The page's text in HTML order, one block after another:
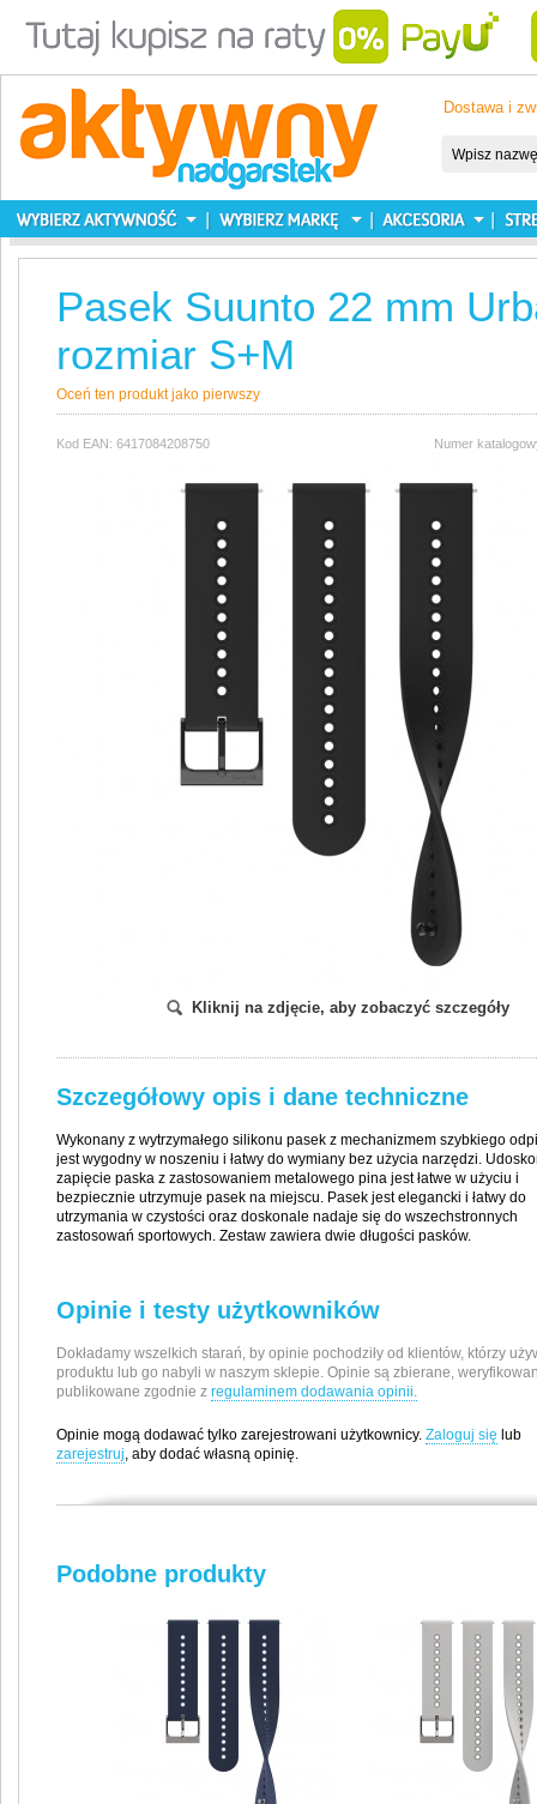
Dostawa i
Pasek Suunto 22 mm
rozmiar S+M
Oceń ten produkt jako pierwszy
Kod EAN: 6417084208750 Numer
Kliknij na zdjęcie, aby zobaczyć szczegóły
Szczegółowy opis i dane techniczne
Wykonany z wytrzymałego silikonu pasek z mechanizmem szybkiego
jest wygodny w noszeniu i łatwy do wymiany bez użycia narzędzi.
zapięcie paska z zastosowaniem metalowego pina jest łatwe w użyciu i
bezpiecznie utrzymuje pasek na miejscu. Pasek jest elegancki i łatwy do
utrzymania w czystości oraz doskonale nadaje się do wszechstronnych
zastosowań sportowych. Zestaw zawiera dwie długości pasków.
Opinie i testy użytkowników
Dokładamy wszelkich starań, by opinie pochodziły od klientów, którzy
produktu lub go nabyli w naszym sklepie. Opinie są zbierane,
publikowane zgodnie z regulaminem dodawania opinii.
Opinie mogą dodawać tylko zarejestrowani użytkownicy. Zaloguj się lub
zarejestruj, aby dodać własną opinię.
Producent / Importer
Tammiston Kauppatie 7A
Podobne produkty